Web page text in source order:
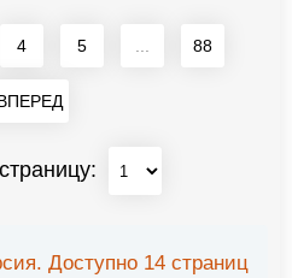
4 5 88
Доступно 14 страниц